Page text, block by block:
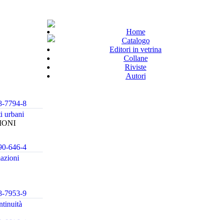
Home
Catalogo
Editori in vetrina
Collane
Riviste
Autori
7794-8
urbani
646-4
7953-9